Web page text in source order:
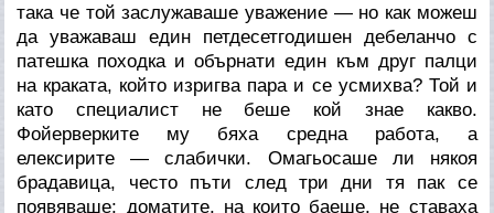
така че той заслужаваше уважение — но как можеш
да уважаваш един петдесетгодишен дебеланчо с
патешка походка и обърнати един към друг палци
на краката, който изригва пара и се усмихва? Той и
като специалист не беше кой знае какво.
Фойерверките му бяха средна работа, а
елексирите — слабички. Омагьосаше ли някоя
брадавица, често пъти след три дни тя пак се
появяваше; доматите, на които баеше, не ставаха